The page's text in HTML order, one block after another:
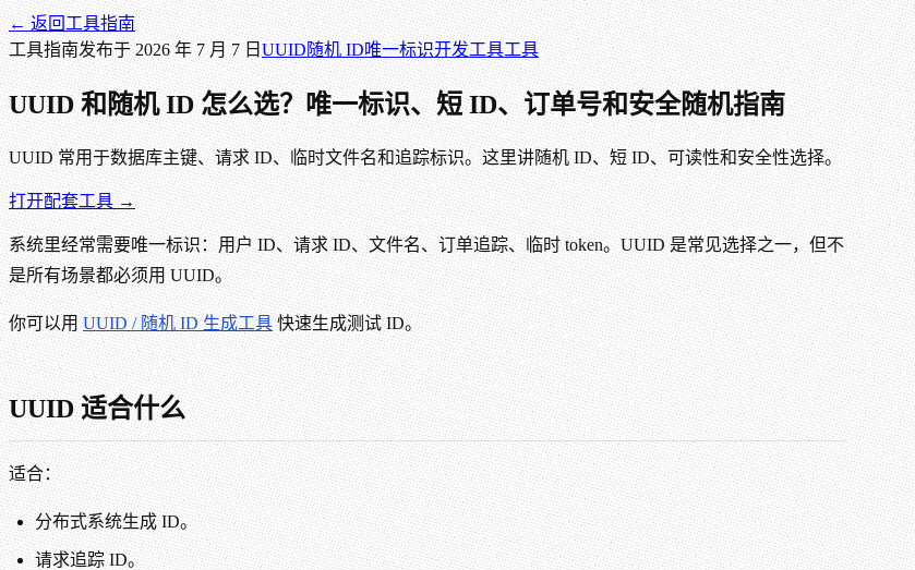
← 返回工具指南
工具指南发布于2026 年 7 月 7 日UUID随机 ID唯一标识开发工具工具
UUID 和随机 ID 怎么选？唯一标识、短 ID、订单号和安全随机指南
UUID 常用于数据库主键、请求 ID、临时文件名和追踪标识。这里讲随机 ID、短 ID、可读性和安全性选择。
打开配套工具 →
系统里经常需要唯一标识：用户 ID、请求 ID、文件名、订单追踪、临时 token。UUID 是常见选择之一，但不
是所有场景都必须用 UUID。
你可以用UUID / 随机 ID 生成工具快速生成测试 ID。
UUID 适合什么
适合：
分布式系统生成 ID。
请求追踪 ID。